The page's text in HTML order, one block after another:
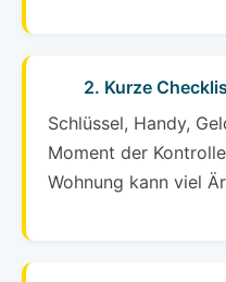
2. Kurze
Schlüssel, Handy,
Moment der
Wohnung kann viel